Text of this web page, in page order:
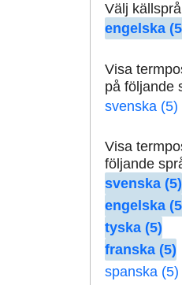
Välj
engelska
Visa
på följande
svenska (5)
Visa
följande
svenska (5)
engelska
tyska (5)
franska (5)
spanska (5)